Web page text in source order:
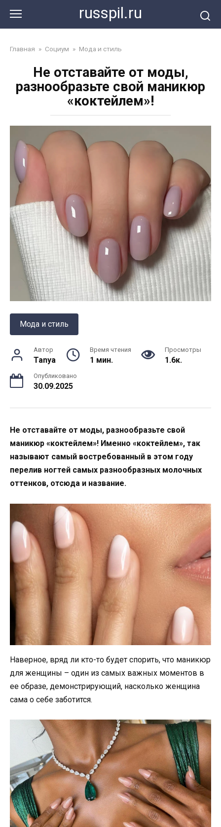
контенту
russpil.ru
Главная » Социум » Мода и стиль
Не отставайте от моды,
разнообразьте свой маникюр
«коктейлем»!
Мода и стиль
Автор
Tanya
Время чтения
1 мин.
Просмотры
1.6к.
Опубликовано
30.09.2025
Не отставайте от моды, разнообразьте свой
маникюр «коктейлем»! Именно «коктейлем», так
называют самый востребованный в этом году
перелив ногтей самых разнообразных молочных
оттенков, отсюда и название.
Наверное, вряд ли кто-то будет спорить, что маникюр
для женщины – один из самых важных моментов в
ее образе, демонстрирующий, насколько женщина
сама о себе заботится.